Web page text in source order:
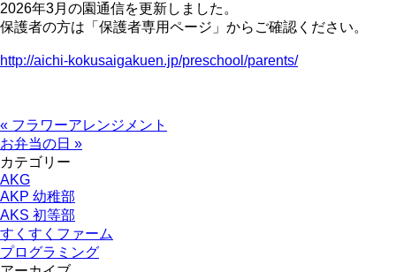
2026年3月の園通信を更新しました。
保護者の方は「保護者専用ページ」からご確認ください。
http://aichi-kokusaigakuen.jp/preschool/parents/
« フラワーアレンジメント
お弁当の日 »
カテゴリー
AKG
AKP 幼稚部
AKS 初等部
すくすくファーム
プログラミング